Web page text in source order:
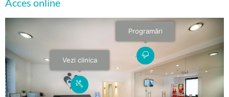
Acces online
Vezi clinica
Programări